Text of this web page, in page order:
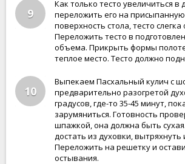
9
Как только тесто увеличиться в
переложить его на
поверхность стола, тесто слегка
Переложить тесто в
объема. Прикрыть формы
теплое место. Тесто должно
10
Выпекаем Пасхальный кулич с
предварительно разогретой
градусов, где-то 35-45 минут,
зарумяниться. Готовность
шпажкой, она должна быть
достать из духовки,
Переложить на решетку и
остывания.